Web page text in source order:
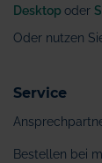
Desktop oder
Oder nutzen
Service
Bestellen bei